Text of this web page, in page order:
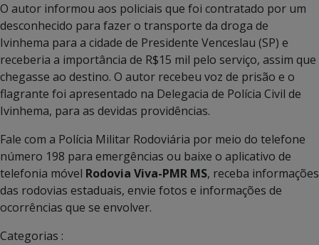
O autor informou aos policiais que foi contratado por um
desconhecido para fazer o transporte da droga de
Ivinhema para a cidade de Presidente Venceslau (SP) e
receberia a importância de R$15 mil pelo serviço, assim que
chegasse ao destino. O autor recebeu voz de prisão e o
flagrante foi apresentado na Delegacia de Polícia Civil de
Ivinhema, para as devidas providências.
Fale com a Polícia Militar Rodoviária por meio do telefone
número 198 para emergências ou baixe o aplicativo de
telefonia móvel Rodovia Viva-PMR MS, receba informações
das rodovias estaduais, envie fotos e informações de
ocorrências que se envolver.
Categorias :